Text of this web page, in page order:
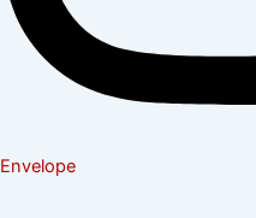
Envelope